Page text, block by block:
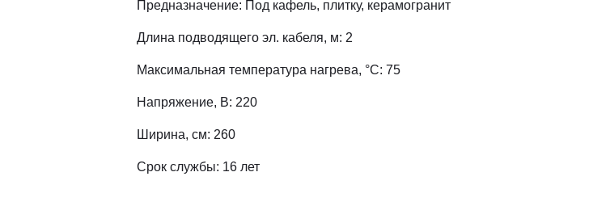
Предназначение: Под кафель, плитку, керамогранит
Длина подводящего эл. кабеля, м: 2
Максимальная температура нагрева, °С: 75
Напряжение, В: 220
Ширина, см: 260
Срок службы: 16 лет